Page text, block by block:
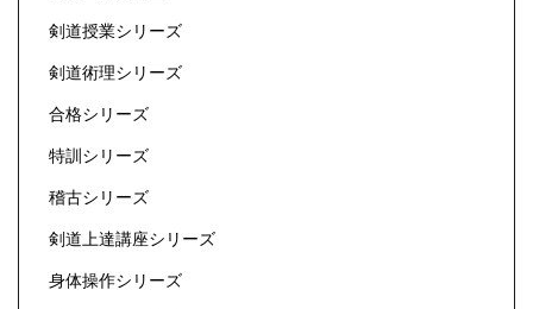
剣道授業シリーズ
剣道術理シリーズ
合格シリーズ
特訓シリーズ
稽古シリーズ
剣道上達講座シリーズ
身体操作シリーズ